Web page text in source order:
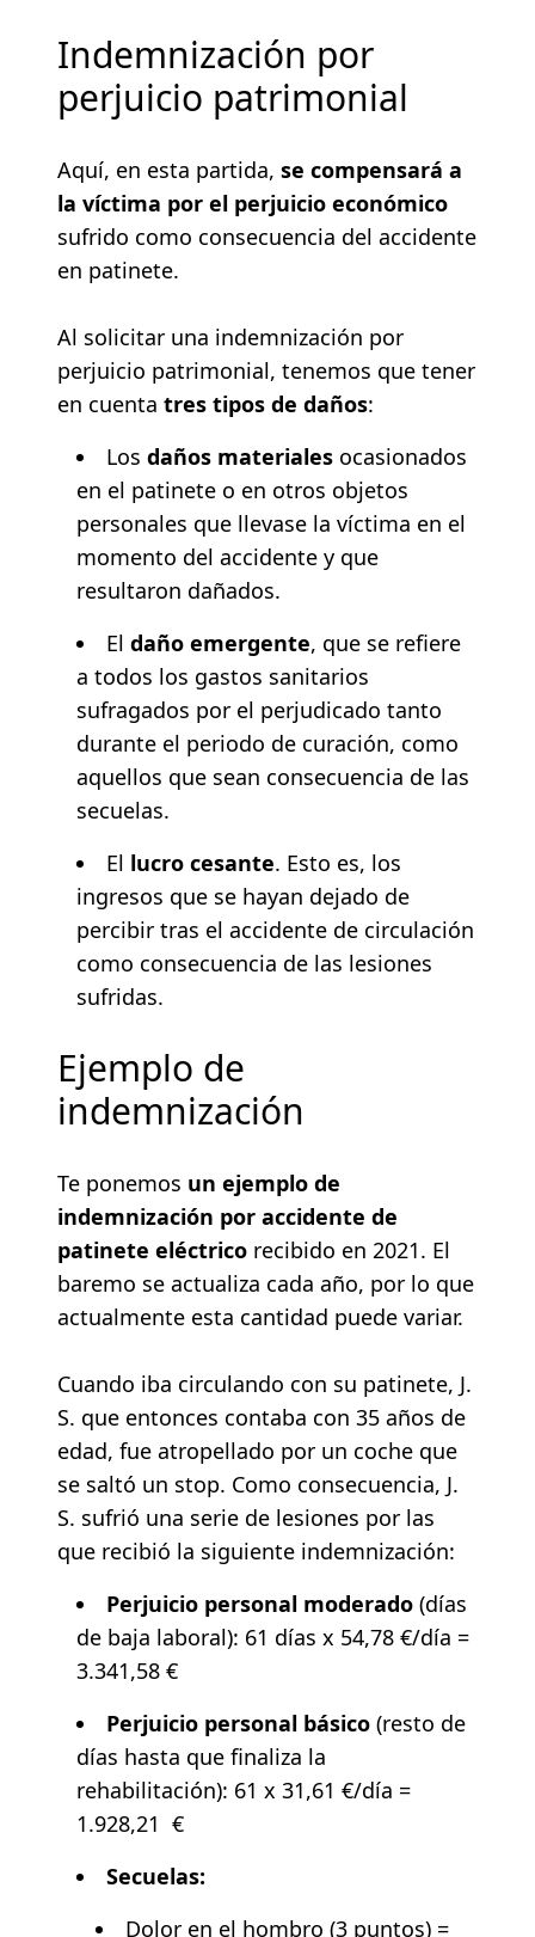
Indemnización por
perjuicio patrimonial
Aquí, en esta partida, se compensará a
la víctima por el perjuicio económico
sufrido como consecuencia del accidente
en patinete.
Al solicitar una indemnización por
perjuicio patrimonial, tenemos que tener
en cuenta tres tipos de daños:
Los daños materiales ocasionados
en el patinete o en otros objetos
personales que llevase la víctima en el
momento del accidente y que
resultaron dañados.
El daño emergente, que se refiere
a todos los gastos sanitarios
sufragados por el perjudicado tanto
durante el periodo de curación, como
aquellos que sean consecuencia de las
secuelas.
El lucro cesante. Esto es, los
ingresos que se hayan dejado de
percibir tras el accidente de circulación
como consecuencia de las lesiones
sufridas.
Ejemplo de
indemnización
Te ponemos un ejemplo de
indemnización por accidente de
patinete eléctrico recibido en 2021. El
baremo se actualiza cada año, por lo que
actualmente esta cantidad puede variar.
Cuando iba circulando con su patinete, J.
S. que entonces contaba con 35 años de
edad, fue atropellado por un coche que
se saltó un stop. Como consecuencia, J.
S. sufrió una serie de lesiones por las
que recibió la siguiente indemnización:
Perjuicio personal moderado (días
de baja laboral): 61 días x 54,78 €/día =
3.341,58 €
Perjuicio personal básico (resto de
días hasta que finaliza la
rehabilitación): 61 x 31,61 €/día =
1.928,21 €
Secuelas:
Dolor en el hombro (3 puntos) =